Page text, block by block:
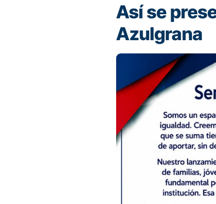
Así se
Azulgrana